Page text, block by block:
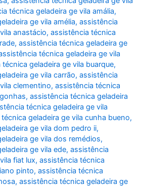
técnica geladeira ge vila amália,
ge vila amélia,assistência
anastácio,assistência técnica
,assistência técnica geladeira ge
técnica geladeira ge vila
geladeira ge vila buarque,
ge vila carrão,assistência
clementino,assistência técnica
,assistência técnica geladeira
técnica geladeira ge vila
geladeira ge vila cunha bueno,
ge vila dom pedro ii,
ge vila dos remédios,
ge vila ede,assistência
fiat lux,assistência técnica
pinto,assistência técnica
,assistência técnica geladeira ge